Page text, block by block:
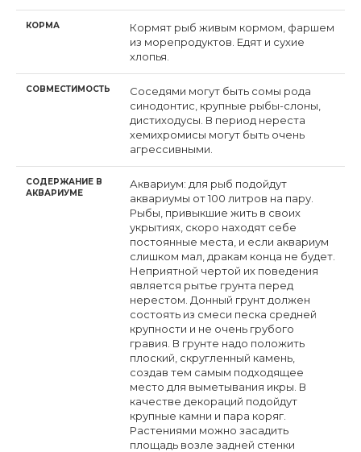
КОРМА
Кормят рыб живым кормом, фаршем
из морепродуктов. Едят и сухие
хлопья.
СОВМЕСТИМОСТЬ
Соседями могут быть сомы рода
синодонтис, крупные рыбы-слоны,
дистиходусы. В период нереста
хемихромисы могут быть очень
агрессивными.
СОДЕРЖАНИЕ В
АКВАРИУМЕ
Аквариум: для рыб подойдут
аквариумы от 100 литров на пару.
Рыбы, привыкшие жить в своих
укрытиях, скоро находят себе
постоянные места, и если аквариум
слишком мал, дракам конца не будет.
Неприятной чертой их поведения
является рытье грунта перед
нерестом. Донный грунт должен
состоять из смеси песка средней
крупности и не очень грубого
гравия. В грунте надо положить
плоский, скругленный камень,
создав тем самым подходящее
место для выметывания икры. В
качестве декораций подойдут
крупные камни и пара коряг.
Растениями можно засадить
площадь возле задней стенки